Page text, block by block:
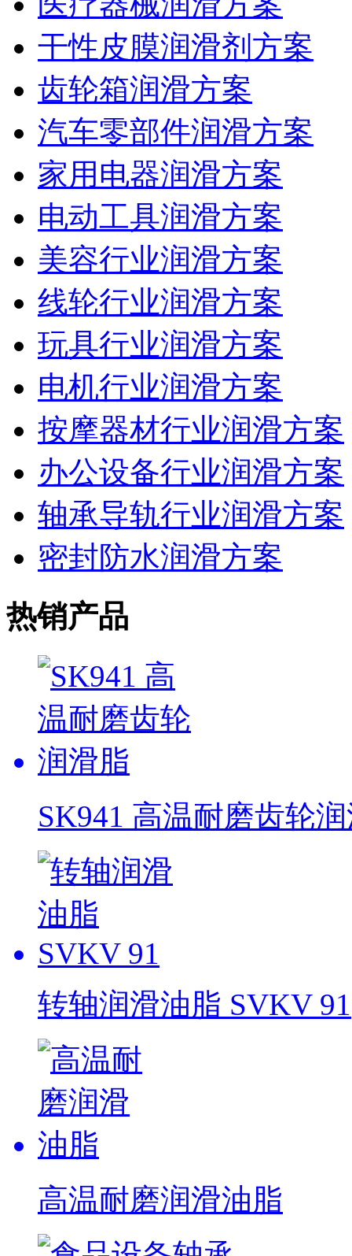
干性皮膜润滑剂方案
齿轮箱润滑方案
汽车零部件润滑方案
家用电器润滑方案
电动工具润滑方案
美容行业润滑方案
线轮行业润滑方案
玩具行业润滑方案
电机行业润滑方案
按摩器材行业润滑方案
办公设备行业润滑方案
轴承导轨行业润滑方案
密封防水润滑方案
热销产品
SK941 高温耐磨齿轮
转轴润滑油脂 SVKV 91
高温耐磨润滑油脂